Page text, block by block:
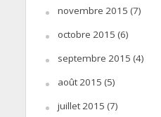
novembre 2015 (7)
octobre 2015 (6)
septembre 2015 (4)
août 2015 (5)
juillet 2015 (7)